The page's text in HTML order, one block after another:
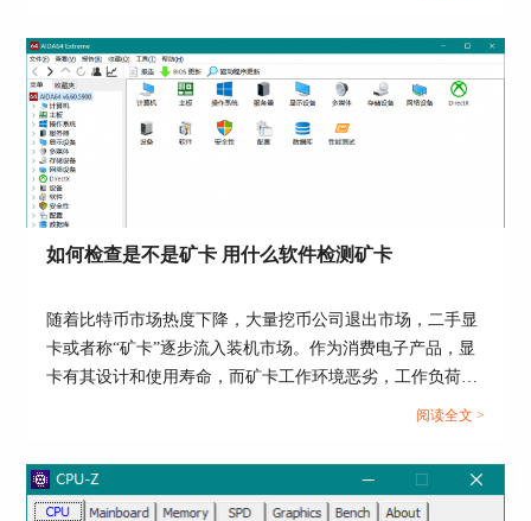
图4：查看芯片组北桥设备信息
南桥囊括了USB、网卡、SATA扩展等低速设备。
其中需要注意的是PCI Express控制器，如图5红框
中所示，能够看出设备显卡支持的版本,笔者的电
脑显卡支持的是2.0版本。
测和调节。AIDA64软件可以读取这些信息，并向用户作出
反馈。关于AIDA64传感器怎么看，传感器性能参数了解的
内容，本文向大家作简单介绍。...
如何检查是不是矿卡 用什么软件检测矿卡
随着比特币市场热度下降，大量挖币公司退出市场，二手显
卡或者称“矿卡”逐步流入装机市场。作为消费电子产品，显
卡有其设计和使用寿命，而矿卡工作环境恶劣，工作负荷
高，可能存在一些问题，不能单纯作为二手显卡使用。对于
软件检测矿卡，本文向大家作简单介绍。...
阅读全文 >